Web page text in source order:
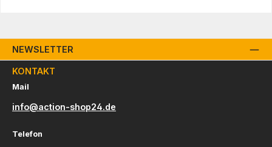
NEWSLETTER
KONTAKT
Mail
info@action-shop24.de
Telefon